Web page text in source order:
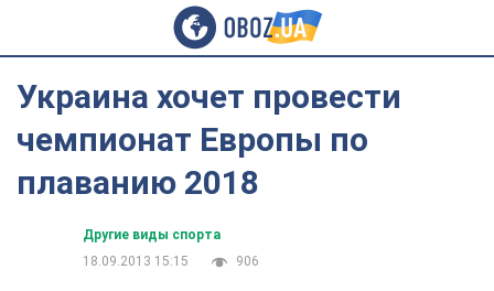
Украина хочет провести
чемпионат Европы по
плаванию 2018
Другие виды спорта
18.09.2013 15:15
906